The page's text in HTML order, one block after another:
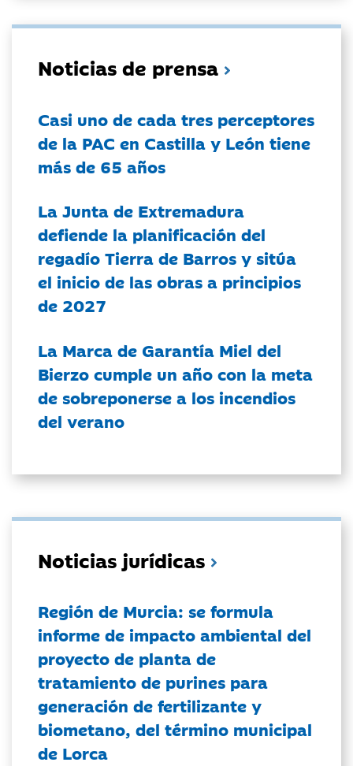
Noticias de prensa
Casi uno de cada tres perceptores
de la PAC en Castilla y León tiene
más de 65 años
La Junta de Extremadura
defiende la planificación del
regadío Tierra de Barros y sitúa
el inicio de las obras a principios
de 2027
La Marca de Garantía Miel del
Bierzo cumple un año con la meta
de sobreponerse a los incendios
del verano
Noticias jurídicas
Región de Murcia: se formula
informe de impacto ambiental del
proyecto de planta de
tratamiento de purines para
generación de fertilizante y
biometano, del término municipal
de Lorca